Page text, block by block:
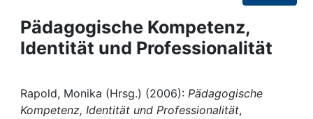
Projects
People
Institutions
Pädagogische Kompetenz,
Identität und Professionalität
Rapold, Monika (Hrsg.) (2006): Pädagogische
Kompetenz, Identität und Professionalität,